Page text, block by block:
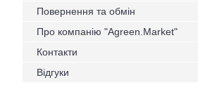
Повернення та обмін
Про компанію "Agreen.Market"
Контакти
Відгуки